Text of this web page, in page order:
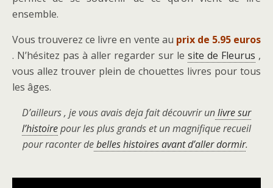
ensemble.
Vous trouverez ce livre en vente au prix de 5.95 euros
. N’hésitez pas à aller regarder sur le site de Fleurus ,
vous allez trouver plein de chouettes livres pour tous
les âges.
D’ailleurs , je vous avais deja fait découvrir unlivre sur
l’histoirepour les plus grands et un magnifique recueil
pour raconter debelles histoires avant d’aller dormir.